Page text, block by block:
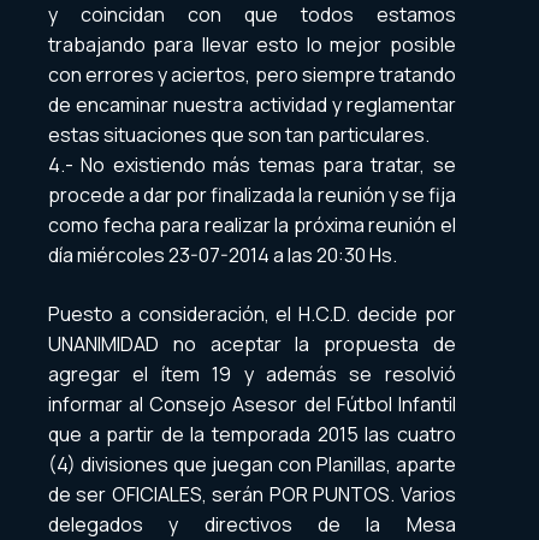
y coincidan con que todos estamos
trabajando para llevar esto lo mejor posible
con errores y aciertos, pero siempre tratando
de encaminar nuestra actividad y reglamentar
estas situaciones que son tan particulares.
4.- No existiendo más temas para tratar, se
procede a dar por finalizada la reunión y se fija
como fecha para realizar la próxima reunión el
día miércoles 23-07-2014 a las 20:30 Hs.
Puesto a consideración, el H.C.D. decide por
UNANIMIDAD no aceptar la propuesta de
agregar el ítem 19 y además se resolvió
informar al Consejo Asesor del Fútbol Infantil
que a partir de la temporada 2015 las cuatro
(4) divisiones que juegan con Planillas, aparte
de ser OFICIALES, serán POR PUNTOS. Varios
delegados y directivos de la Mesa